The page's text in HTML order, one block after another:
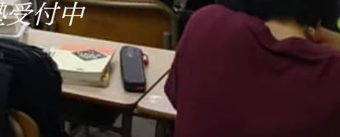
付中